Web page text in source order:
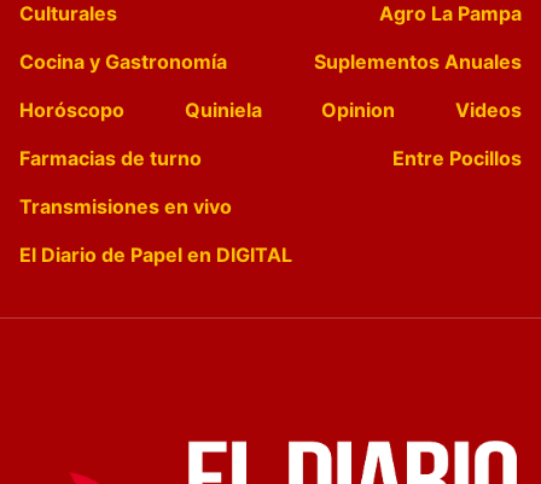
Culturales
Agro La Pampa
Cocina y Gastronomía
Suplementos Anuales
Horóscopo
Quiniela Opinion
Videos
Farmacias de turno
Entre Pocillos
Transmisiones en vivo
El Diario de Papel en DIGITAL